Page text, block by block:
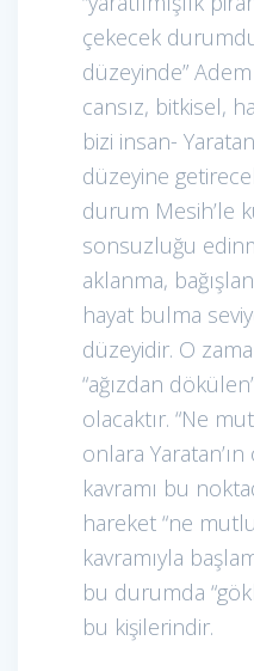
çekecek
düzeyinde”
cansız, bitkisel,
bizi insan-
düzeyine
durum Mesih’le
sonsuzluğu
aklanma,
hayat bulma
düzeyidir. O
“ağızdan
olacaktır. “Ne
onlara
kavramı bu
hareket “ne
kavramıyla
bu durumda
bu kişilerindir.